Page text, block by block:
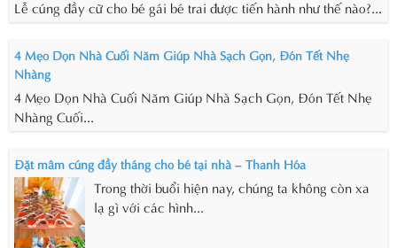
Lễ cúng đầy cữ cho bé gái bé trai được tiến hành như thế nào?...
4 Mẹo Dọn Nhà Cuối Năm Giúp Nhà Sạch Gọn, Đón Tết Nhẹ
Nhàng
4 Mẹo Dọn Nhà Cuối Năm Giúp Nhà Sạch Gọn, Đón Tết Nhẹ
Nhàng Cuối...
Đặt mâm cúng đầy tháng cho bé tại nhà – Thanh Hóa
Trong thời buổi hiện nay, chúng ta không còn xa
lạ gì với các hình...